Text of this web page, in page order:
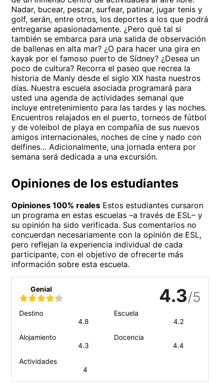
Nadar, bucear, pescar, surfear, patinar, jugar tenis y
golf, serán, entre otros, los deportes a los que podrá
entregarse apasionadamente. ¿Pero qué tal si
también se embarca para una salida de observación
de ballenas en alta mar? ¿O para hacer una gira en
kayak por el famoso puerto de Sídney? ¿Desea un
poco de cultura? Recorra el paseo que recrea la
historia de Manly desde el siglo XIX hasta nuestros
días. Nuestra escuela asociada programará para
usted una agenda de actividades semanal que
incluye entretenimiento para las tardes y las noches.
Encuentros relajados en el puerto, torneos de fútbol
y de voleibol de playa en compañía de sus nuevos
amigos internacionales, noches de cine y nado con
delfines… Adicionalmente, una jornada entera por
semana será dedicada a una excursión.
Opiniones de los estudiantes
Opiniones 100% reales Estos estudiantes cursaron
un programa en estas escuelas –a través de ESL– y
su opinión ha sido verificada. Sus comentarios no
concuerdan necesariamente con la opinión de ESL,
pero reflejan la experiencia individual de cada
participante, con el objetivo de ofrecerte más
información sobre esta escuela.
Genial 4.3/5
Destino
4.8
Escuela
4.2
Alojamiento
4.3
Docencia
4.4
Actividades
4